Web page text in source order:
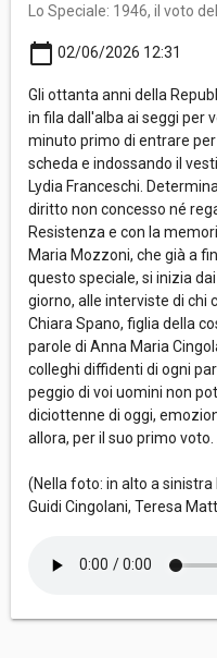
Lo Speciale: 1946, il voto
calendar_today 02/06/2026 12:31
Gli ottanta anni della
in fila dall'alba ai seggi per
minuto primo di entrare
scheda e indossando il
Lydia Franceschi.
diritto non concesso né
Resistenza e con la
Maria Mozzoni, che già a
questo speciale, si inizia
giorno, alle interviste di chi
Chiara Spano, figlia della
parole di Anna Maria
colleghi diffidenti di ogni
peggio di voi uomini non
diciottenne di oggi,
allora, per il suo primo
(Nella foto: in alto a sinistra
Guidi Cingolani, Teresa